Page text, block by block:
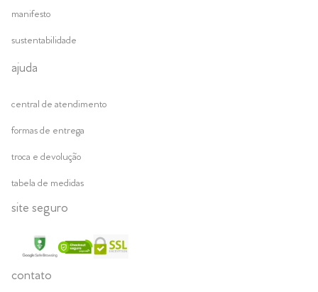
manifesto
sustentabilidade
ajuda
central de atendimento
formas de entrega
troca e devolução
tabela de medidas
site seguro
contato